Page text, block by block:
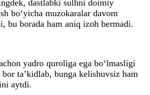
dastlabki sulhni doimiy
bo‘yicha muzokaralar davom
bu borada ham aniq izoh bermadi.
yadro quroliga ega bo‘lmasligi
ta’kidlab, bunga kelishuvsiz ham
aytdi.